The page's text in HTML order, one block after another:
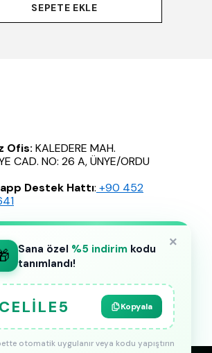
SEPETE EKLE
Ofis: KALEDERE MAH.
CAD. NO: 26 A, ÜNYE/ORDU
Destek Hattı: ‪+90 452
:info@celilebutik.com
×
Sana özel %5 indirim kodu
tanımlandı!
CELILE5 Kopyala
otomatik uygulanır veya kodu yapıştırın